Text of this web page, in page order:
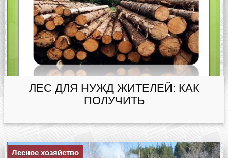
ЛЕС ДЛЯ НУЖД ЖИТЕЛЕЙ: КАК
ПОЛУЧИТЬ
Лесное хозяйство